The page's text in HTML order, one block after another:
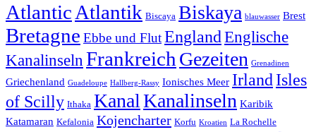
Atlantic Atlantik Biscaya Biskaya blauwasser Brest
Bretagne Ebbe und Flut EnglandEnglische
KanalinselnFrankreich Gezeiten Grenadinen
Griechenland Guadeloupe Hallberg-Rassy Ionisches Meer IrlandIsles
of Scilly Ithaka KanalKanalinseln Karibik
Katamaran Kefalonia Kojencharter Korfu Kroatien La Rochelle